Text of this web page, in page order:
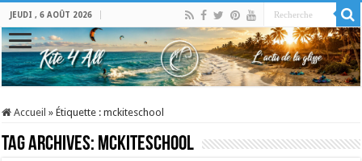
JEUDI , 6 AOÛT 2026
Accueil » Étiquette :mckiteschool
Tag Archives: mckiteschool